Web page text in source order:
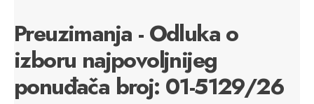
Preuzimanja - Odluka o
izboru najpovoljnijeg
ponuđača broj: 01-5129/26